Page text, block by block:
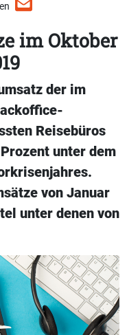
im Oktober
der im
Reisebüros
unter dem
von Januar
unter denen von